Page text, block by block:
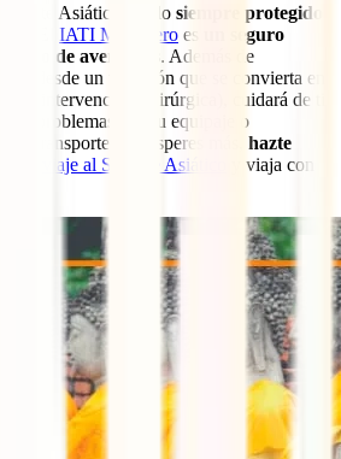
Asiático, hazlo siempre protegido
IATI Mochilero es
un seguro
tipo de aventuras . Además de
(desde un tropezón que se convierta en
intervención quirúrgica), cuidará de ti
problemas con tu equipaje o
transporte. No esperes más, hazte
de viaje al Sudeste Asiático
y viaja con